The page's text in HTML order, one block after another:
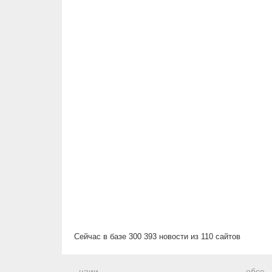
Сейчас в базе 300 393 новости из 110 сайтов